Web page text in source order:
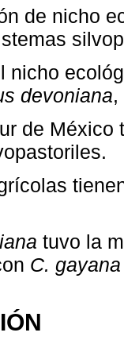
de nicho
nicho
devoniana,
de México
tuvo la
C. gayana